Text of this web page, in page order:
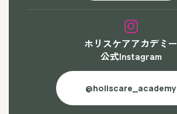
ホリスケアアカデミー
公式Instagram
@holiscare_academy